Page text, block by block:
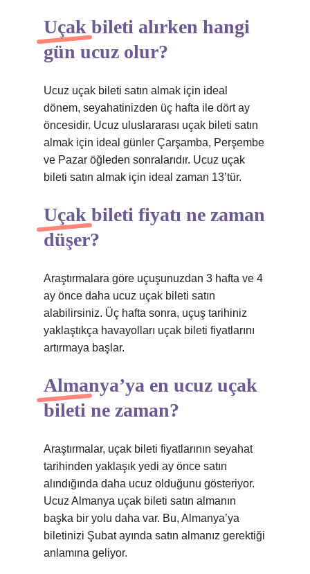
Uçak bileti alırken hangi
gün ucuz olur?
Ucuz uçak bileti satın almak için ideal
dönem, seyahatinizden üç hafta ile dört ay
öncesidir. Ucuz uluslararası uçak bileti satın
almak için ideal günler Çarşamba, Perşembe
ve Pazar öğleden sonralarıdır. Ucuz uçak
bileti satın almak için ideal zaman 13’tür.
Uçak bileti fiyatı ne zaman
düşer?
Araştırmalara göre uçuşunuzdan 3 hafta ve 4
ay önce daha ucuz uçak bileti satın
alabilirsiniz. Üç hafta sonra, uçuş tarihiniz
yaklaştıkça havayolları uçak bileti fiyatlarını
artırmaya başlar.
Almanya’ya en ucuz uçak
bileti ne zaman?
Araştırmalar, uçak bileti fiyatlarının seyahat
tarihinden yaklaşık yedi ay önce satın
alındığında daha ucuz olduğunu gösteriyor.
Ucuz Almanya uçak bileti satın almanın
başka bir yolu daha var. Bu, Almanya’ya
biletinizi Şubat ayında satın almanız gerektiği
anlamına geliyor.